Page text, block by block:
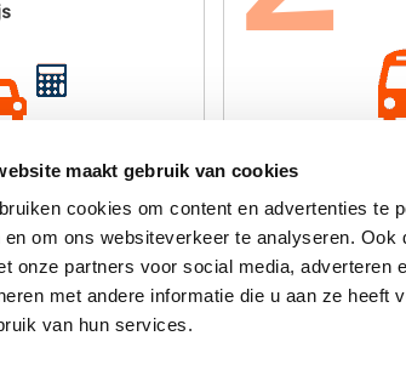
maakt gebruik van cookies
cookies om content en advertenties te
en om ons websiteverkeer te analyseren.
onze partners voor social media, adverteren
met andere informatie die u aan ze heeft
van hun services.
leasing B.V.
Auto huren
Online Auto
Spanbroek |